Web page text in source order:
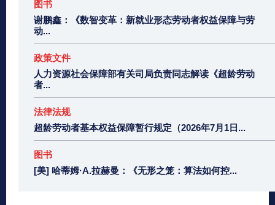
图书
谢鹏鑫：《数智变革：新就业形态劳动者权益保障与劳
动...
政策文件
人力资源社会保障部有关司局负责同志解读《超龄劳动
者...
法律法规
超龄劳动者基本权益保障暂行规定（2026年7月1日...
图书
[美] 哈蒂姆·A.拉赫曼：《无形之笼：算法如何控...